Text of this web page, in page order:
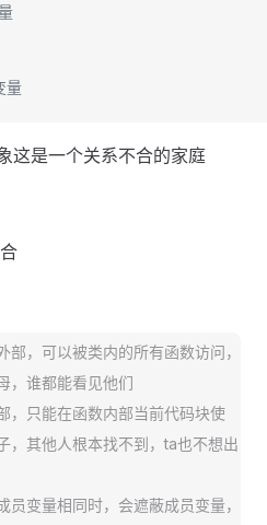
量
这是一个关系不合的家庭
部，可以被类内的所有函数访问，
，谁都能看见他们
，只能在函数内部当前代码块使
，其他人根本找不到，ta也不想出
变量相同时，会遮蔽成员变量，